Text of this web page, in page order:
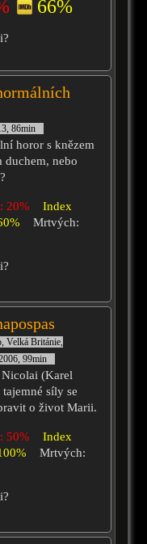
66%
86min
horor s knězem
duchem, nebo
20%
Index
Mrtvých:
Velká Británie,
99min
Nicolai (Karel
síly se
o život Marii.
50%
Index
Mrtvých: